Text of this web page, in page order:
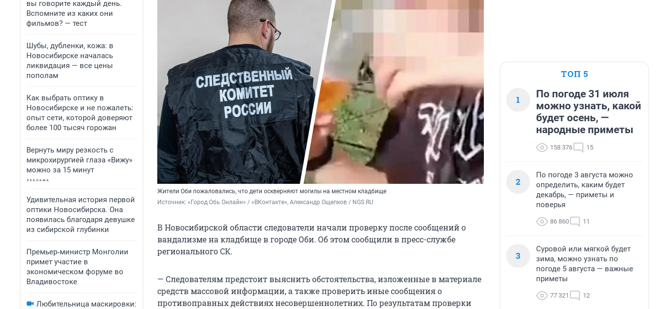
вы говорите каждый день.
Вспомните из каких они
фильмов? — тест
Шубы, дубленки, кожа: в
Новосибирске началась
ликвидация — все цены
пополам
Как выбрать оптику в
Новосибирске и не пожалеть:
опыт сети, которой доверяют
более 100 тысяч горожан
Вернуть миру резкость с
микрохирургией глаза «Вижу»
можно за 15 минут
Удивительная история первой
оптики Новосибирска. Она
появилась благодаря девушке
из сибирской глубинки
Премьер‑министр Монголии
примет участие в
экономическом форуме во
Владивостоке
Любительница маскировки:
Жители Оби пожаловались, что дети оскверняют могилы на местном кладбище
Источник: «Город Обь Онлайн» / «ВКонтакте», Александр Ощепков / NGS.RU
В Новосибирской области следователи начали проверку после сообщений о
вандализме на кладбище в городе Оби. Об этом сообщили в пресс-службе
регионального СК.
— Следователям предстоит выяснить обстоятельства, изложенные в материале
средств массовой информации, а также проверить иные сообщения о
противоправных действиях несовершеннолетних. По результатам проверки
ТОП 5
1
По погоде 31 июля
можно узнать, какой
будет осень, —
народные приметы
158 376 15
2
По погоде 3 августа можно
определить, каким будет
декабрь, — приметы и
поверья
86 860 11
3
Суровой или мягкой будет
зима, можно узнать по
погоде 5 августа — важные
приметы
77 321 12